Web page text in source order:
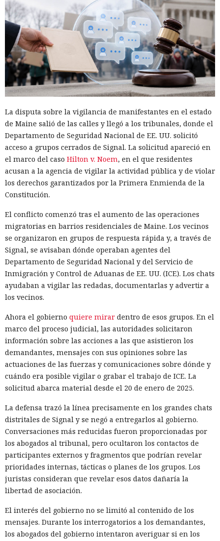
La disputa sobre la vigilancia de manifestantes en el estado
de Maine salió de las calles y llegó a los tribunales, donde el
Departamento de Seguridad Nacional de EE. UU. solicitó
acceso a grupos cerrados de Signal. La solicitud apareció en
el marco del caso Hilton v. Noem, en el que residentes
acusan a la agencia de vigilar la actividad pública y de violar
los derechos garantizados por la Primera Enmienda de la
Constitución.
El conflicto comenzó tras el aumento de las operaciones
migratorias en barrios residenciales de Maine. Los vecinos
se organizaron en grupos de respuesta rápida y, a través de
Signal, se avisaban dónde operaban agentes del
Departamento de Seguridad Nacional y del Servicio de
Inmigración y Control de Aduanas de EE. UU. (ICE). Los chats
ayudaban a vigilar las redadas, documentarlas y advertir a
los vecinos.
Ahora el gobierno quiere mirar dentro de esos grupos. En el
marco del proceso judicial, las autoridades solicitaron
información sobre las acciones a las que asistieron los
demandantes, mensajes con sus opiniones sobre las
actuaciones de las fuerzas y comunicaciones sobre dónde y
cuándo era posible vigilar o grabar el trabajo de ICE. La
solicitud abarca material desde el 20 de enero de 2025.
La defensa trazó la línea precisamente en los grandes chats
distritales de Signal y se negó a entregarlos al gobierno.
Conversaciones más reducidas fueron proporcionadas por
los abogados al tribunal, pero ocultaron los contactos de
participantes externos y fragmentos que podrían revelar
prioridades internas, tácticas o planes de los grupos. Los
juristas consideran que revelar esos datos dañaría la
libertad de asociación.
El interés del gobierno no se limitó al contenido de los
mensajes. Durante los interrogatorios a los demandantes,
los abogados del gobierno intentaron averiguar si en los